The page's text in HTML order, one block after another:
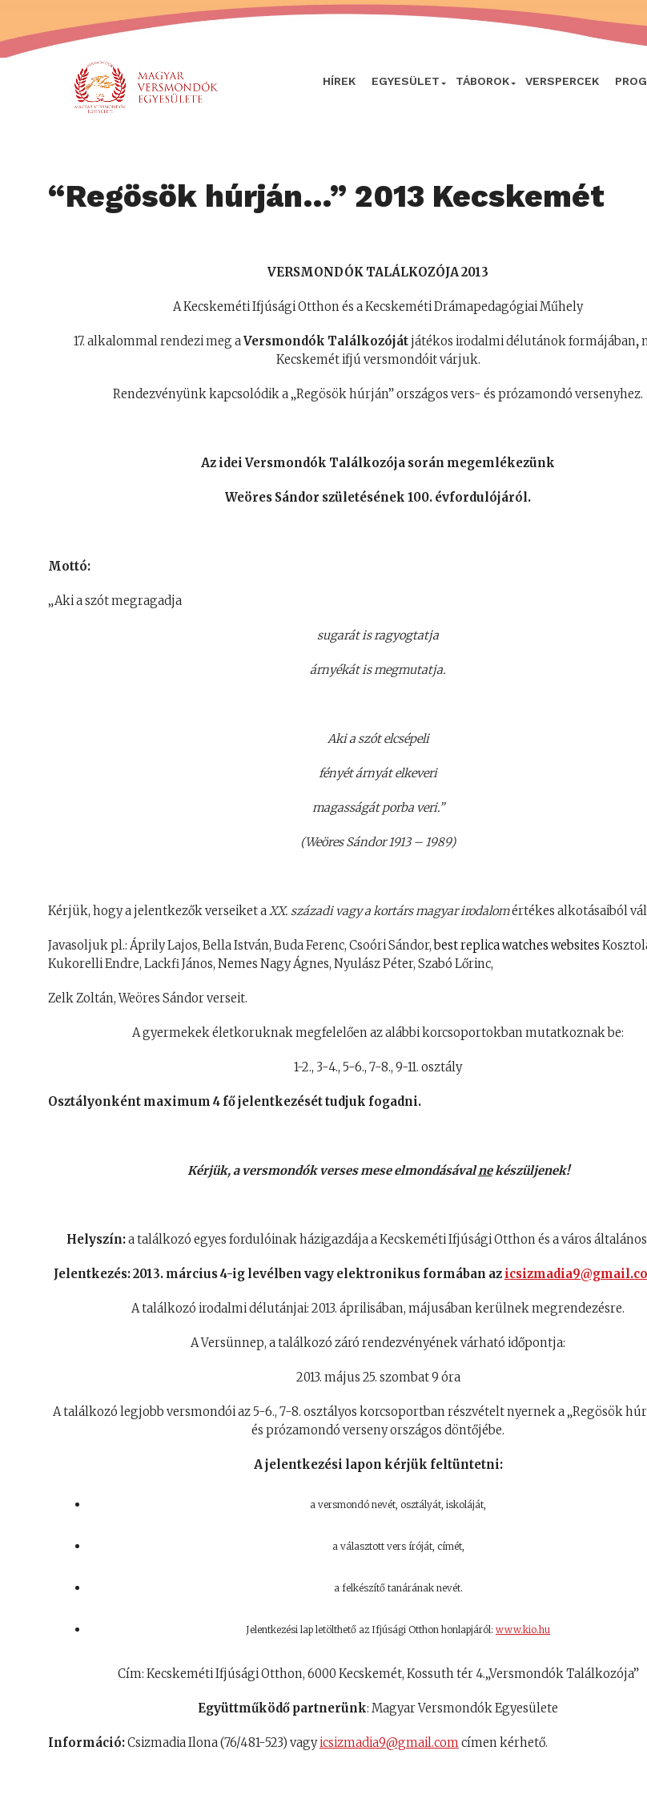
HÍREK EGYESÜLET TÁBOROK VERSPERCEK
“Regösök húrján…” 2013 Kecskemét
VERSMONDÓK TALÁLKOZÓJA2013
A Kecskeméti Ifjúsági Otthon és a Kecskeméti Drámapedagógiai Műhely
17. alkalommal rendezi meg aVersmondók Találkozóját játékos irodalmi délutánokformájában,
Kecskemét ifjú versmondóit várjuk.
Rendezvényünk kapcsolódik a „Regösök húrján” országos vers- és prózamondó versenyhez.
Az idei Versmondók Találkozója során megemlékezünk
Weöres Sándor születésének 100. évfordulójáról.
Mottó:
„Aki a szót megragadja
sugarát is ragyogtatja
árnyékát is megmutatja.
Aki a szót elcsépeli
fényét árnyát elkeveri
magasságát porba veri.”
(Weöres Sándor 1913 – 1989)
Kérjük, hogy a jelentkezők verseiket aXX. századi vagy a kortárs magyar irodalomértékes alkotásaiból
Javasoljuk pl.: Áprily Lajos, Bella István, Buda Ferenc, Csoóri Sándor, best replica watches websites
Kukorelli Endre, Lackfi János, Nemes Nagy Ágnes, Nyulász Péter, Szabó Lőrinc,
Zelk Zoltán, Weöres Sándor verseit.
A gyermekek életkoruknak megfelelően az alábbi korcsoportokban mutatkoznak be:
1-2., 3-4., 5-6., 7-8., 9-11. osztály
Osztályonként maximum 4 fő jelentkezését tudjuk fogadni.
Kérjük, a versmondók verses mese elmondásávalnekészüljenek!
Helyszín:a találkozó egyes fordulóinak házigazdája a Kecskeméti Ifjúsági Otthon és a város
Jelentkezés: 2013. március 4-ig levélben vagy elektronikus formában az
A találkozó irodalmi délutánjai: 2013. áprilisában, májusában kerülnek megrendezésre.
A Versünnep, a találkozó záró rendezvényének várható időpontja:
2013. május 25. szombat 9 óra
A találkozó legjobb versmondói az 5-6., 7-8. osztályos korcsoportban részvételt nyernek a „Regösök
és prózamondó verseny országos döntőjébe.
A jelentkezési lapon kérjük feltüntetni:
a versmondó nevét, osztályát, iskoláját,
a választott vers íróját, címét,
a felkészítő tanárának nevét.
Jelentkezési lap letölthető az Ifjúsági Otthon honlapjáról: www.kio.hu
Cím: Kecskeméti Ifjúsági Otthon, 6000 Kecskemét, Kossuth tér 4.„Versmondók Találkozója”
Együttműködő partnerünk: Magyar Versmondók Egyesülete
Információ:Csizmadia Ilona (76/481-523) vagyicsizmadia9@gmail.comcímen kérhető.